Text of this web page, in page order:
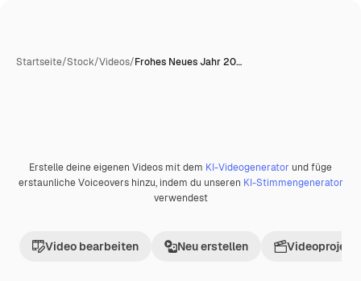
Startseite/Stock/Videos/Frohes Neues Jahr 20…
Premium
Erstelle deine eigenen Videos mit dem KI-Videogenerator und füge
erstaunliche Voiceovers hinzu, indem du unseren KI-Stimmengenerator
verwendest
Video bearbeiten Neu erstellen Videoprojekt